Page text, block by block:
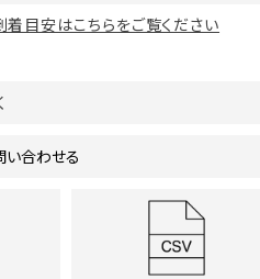
目安はこちらをご覧ください
い合わせる